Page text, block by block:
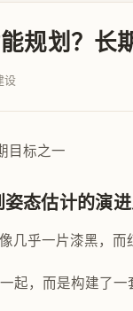
规划？长
设
态估计的演
几乎一片漆黑，
起，而是构建了